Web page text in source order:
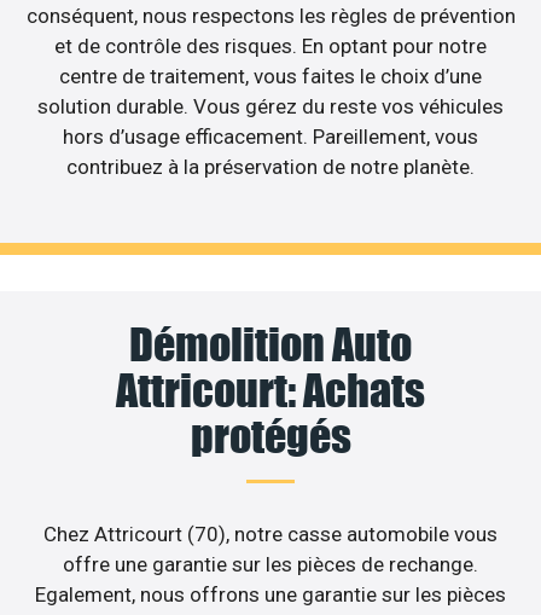
conséquent, nous respectons les règles de prévention
et de contrôle des risques. En optant pour notre
centre de traitement, vous faites le choix d’une
solution durable. Vous gérez du reste vos véhicules
hors d’usage efficacement. Pareillement, vous
contribuez à la préservation de notre planète.
Démolition Auto
Attricourt: Achats
protégés
Chez Attricourt (70), notre casse automobile vous
offre une garantie sur les pièces de rechange.
Egalement, nous offrons une garantie sur les pièces